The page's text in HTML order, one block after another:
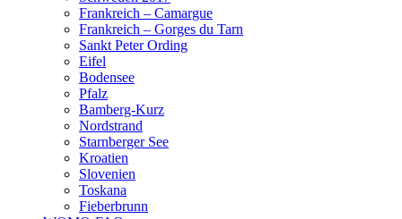
Frankreich – Camargue
Frankreich – Gorges du Tarn
Sankt Peter Ording
Eifel
Bodensee
Pfalz
Bamberg-Kurz
Nordstrand
Starnberger See
Kroatien
Slovenien
Toskana
Fieberbrunn